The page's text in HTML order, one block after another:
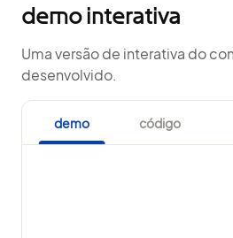
demo interativa
Uma versão de interativa do
desenvolvido.
demo código